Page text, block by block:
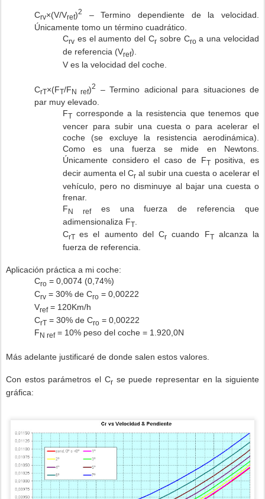
Crv×(V/Vref)2
– Termino dependiente de la velocidad.
Únicamente tomo un término cuadrático.
Crv es el aumento del Cr sobre Cro a una velocidad
de referencia (Vref).
V es la velocidad del coche.
CrT×(FT/F N ref)2
– Termino adicional para situaciones de
par muy elevado.
FT corresponde a la resistencia que tenemos que
vencer para subir una cuesta o para acelerar el
coche (se excluye la resistencia aerodinámica).
Como es una fuerza se mide en Newtons.
Únicamente considero el caso de FTpositiva, es
decir aumenta el Cr al subir una cuesta o acelerar el
vehículo, pero no disminuye al bajar una cuesta o
frenar.
FN refes una fuerza de referencia que
adimensionaliza FT
CrTes el aumento del Cr cuando FTalcanza la
fuerza de referencia.
Aplicación práctica a mi coche:
Cro = 0,0074 (0,74%)
Crv = 30% de Cro = 0,00222
Vref= 120Km/h
CrT = 30% de Cro = 0,00222
F N ref= 10% peso del coche = 1.920,0N
Más adelante justificaré de donde salen estos valores.
Con estos parámetros el Crse puede representar en la siguiente
gráfica: